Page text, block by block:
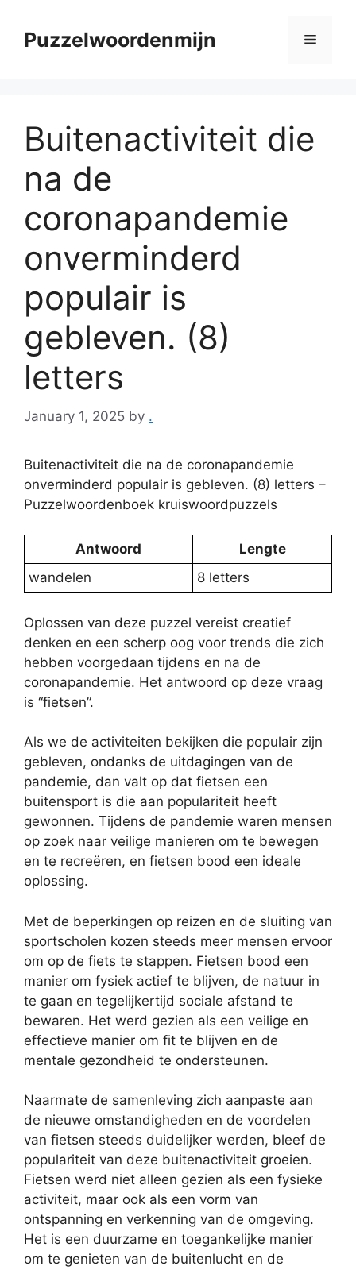
contentPuzzelwoordenmijn Menu
Buitenactiviteit die
na de
coronapandemie
onverminderd
populair is
gebleven. (8)
letters
January 1, 2025 by .
Buitenactiviteit die na de coronapandemie
onverminderd populair is gebleven. (8) letters –
Puzzelwoordenboek kruiswoordpuzzels
Antwoord
Lengte
wandelen
8 letters
Oplossen van deze puzzel vereist creatief
denken en een scherp oog voor trends die zich
hebben voorgedaan tijdens en na de
coronapandemie. Het antwoord op deze vraag
is “fietsen”.
Als we de activiteiten bekijken die populair zijn
gebleven, ondanks de uitdagingen van de
pandemie, dan valt op dat fietsen een
buitensport is die aan populariteit heeft
gewonnen. Tijdens de pandemie waren mensen
op zoek naar veilige manieren om te bewegen
en te recreëren, en fietsen bood een ideale
oplossing.
Met de beperkingen op reizen en de sluiting van
sportscholen kozen steeds meer mensen ervoor
om op de fiets te stappen. Fietsen bood een
manier om fysiek actief te blijven, de natuur in
te gaan en tegelijkertijd sociale afstand te
bewaren. Het werd gezien als een veilige en
effectieve manier om fit te blijven en de
mentale gezondheid te ondersteunen.
Naarmate de samenleving zich aanpaste aan
de nieuwe omstandigheden en de voordelen
van fietsen steeds duidelijker werden, bleef de
populariteit van deze buitenactiviteit groeien.
Fietsen werd niet alleen gezien als een fysieke
activiteit, maar ook als een vorm van
ontspanning en verkenning van de omgeving.
Het is een duurzame en toegankelijke manier
om te genieten van de buitenlucht en de